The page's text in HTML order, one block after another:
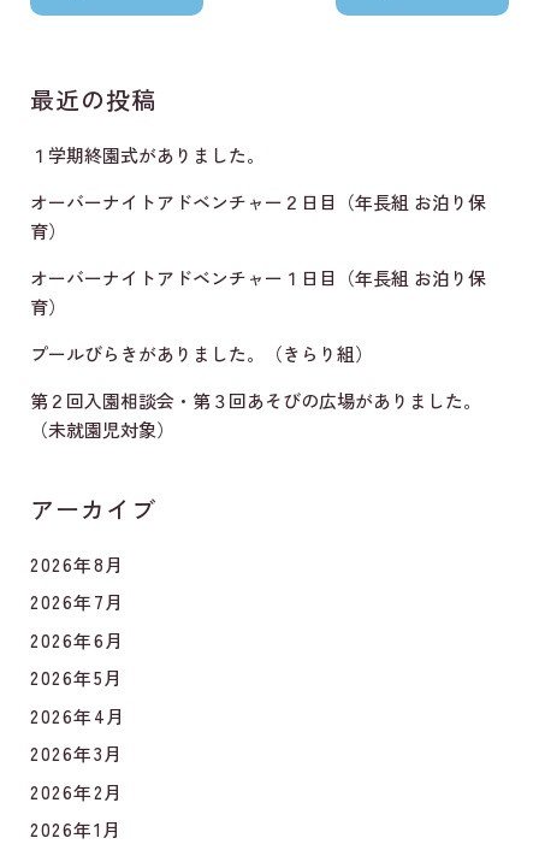
最近の投稿
１学期終園式がありました。
オーバーナイトアドベンチャー２日目（年長組 お泊り保
育）
オーバーナイトアドベンチャー１日目（年長組 お泊り保
育）
プールびらきがありました。（きらり組）
第２回入園相談会・第３回あそびの広場がありました。
（未就園児対象）
アーカイブ
2026年8月
2026年7月
2026年6月
2026年5月
2026年4月
2026年3月
2026年2月
2026年1月